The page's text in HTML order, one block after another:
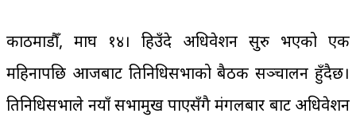
काठमाडौँ, माघ १४। हिउँदे अधिवेशन सुरु भएको एक
महिनापछि आजबाट प्रतिनिधिसभाको बैठक सञ्चालन हुँदैछ।
प्रतिनिधिसभाले नयाँ सभामुख पाएसँगै मंगलबार बाट अधिवेशन